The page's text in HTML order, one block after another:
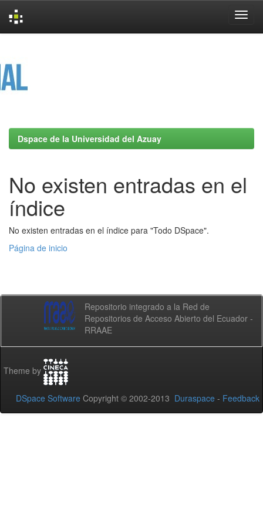
Dspace de la Universidad del Azuay
No existen entradas en el
índice
No existen entradas en el índice para "Todo DSpace".
Página de inicio
Repositorio integrado a la Red de
Repositorios de Acceso Abierto del Ecuador -
RRAAE
Theme by
DSpace Software Copyright © 2002-2013 Duraspace - Feedback